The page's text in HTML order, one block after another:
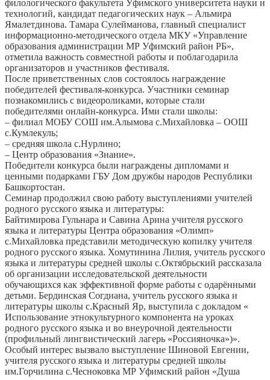
филологического факультета Уфимского университета науки и
технологий, кандидат педагогических наук – Альмира
Ямалетдинова. Тамара Сулейманова, главный специалист
информационно-методического отдела МКУ «Управление
образования администрации МР Уфимский район РБ»,
отметила важность совместной работы и поблагодарила
организаторов и участников фестиваля.
После приветственных слов состоялось награждение
победителей фестиваля-конкурса. Участники семинар
познакомились с видеороликами, которые стали
победителями онлайн-конкурса. Ими стали школы:
– филиал МОБУ СОШ им.Алымова с.Михайловка – ООШ
с.Кумлекуль;
– средняя школа с.Нурлино;
– Центр образования «Знание».
Победители конкурса были награждены дипломами и
ценными подарками ГБУ Дом дружбы народов Республики
Башкортостан.
Семинар продолжил свою работу выступлениями учителей
родного русского языка и литературы:
Байтимирова Гульнара и Савина Арина учителя русского
языка и литературы Центра образования «Олимп»
с.Михайловка представили методическую копилку учителя
родного русского языка. Хомутинина Лилия, учитель русского
языка и литературы средней школы с.Октябрьский рассказала
об организации исследовательской деятельности
обучающихся как эффективной форме работы с одарёнными
детьми. Бердинская Согдиана, учитель русского языка и
литературы школы с.Красный Яр, выступила с докладом «
Использование этнокультурного компонента на уроках
родного русского языка и во внеурочной деятельности
(профильный лингвистический лагерь «Россияночка»)».
Особый интерес вызвало выступление Шиновой Евгении,
учителя русского языка и литературы средней школы
им.Горчилина с.Чесноковка МР Уфимский район «Душа